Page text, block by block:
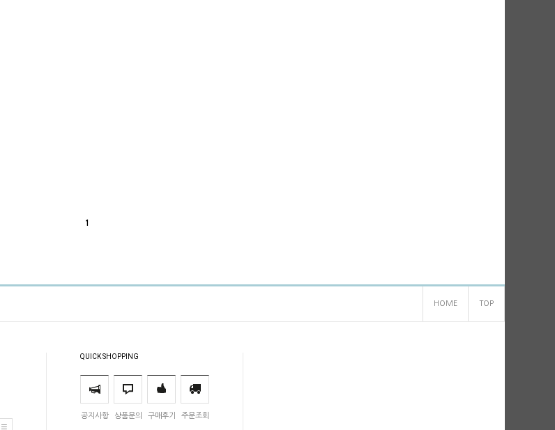
1
TOP
HOME
QUICK SHOPPING
공지사항 상품문의 구매후기 주문조회